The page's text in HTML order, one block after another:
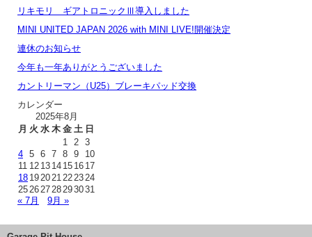
リキモリ ギアトロニックⅢ導入しました
MINI UNITED JAPAN 2026 with MINI LIVE!開催決定
連休のお知らせ
今年も一年ありがとうございました
カントリーマン（U25）ブレーキパッド交換
カレンダー
2025年8月
月 火 水 木 金 土 日
1 2 3
4 5 6 7 8 9
10
11 12 13 14 15 16 17
18 192021222324
25262728293031
« 7月
9月 »